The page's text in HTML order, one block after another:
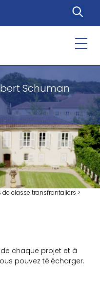
Schuman
de classe transfrontaliers >
chaque projet et à
pouvez télécharger.